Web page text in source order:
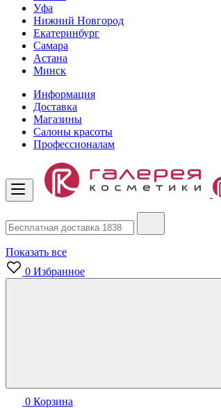
Уфа
Нижний Новгород
Екатеринбург
Самара
Астана
Минск
Информация
Доставка
Магазины
Салоны красоты
Профессионалам
Показать все
0 Избранное
0 Корзина